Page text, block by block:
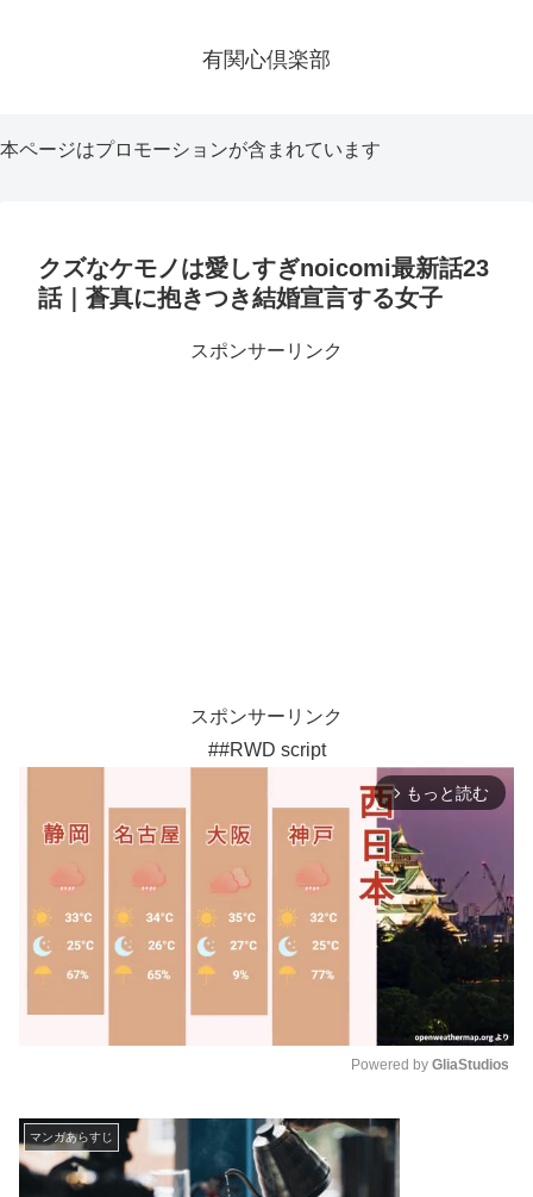
有関心倶楽部
本ページはプロモーションが含まれています
クズなケモノは愛しすぎnoicomi最新話23
話｜蒼真に抱きつき結婚宣言する女子
スポンサーリンク
スポンサーリンク
##RWD script
arrow_forward_ios もっと読む
Powered by GliaStudios
マンガあらすじ